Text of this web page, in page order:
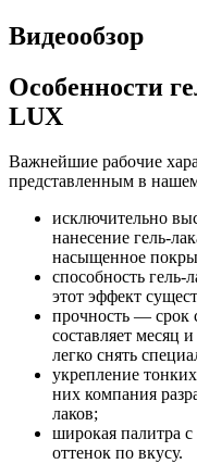
Видеообзор
Особенности
LUX
Важнейшие рабочие
представленным в
исключительно
нанесение гель-
насыщенное
способность гель-
этот эффект
прочность — срок
составляет месяц
легко снять
укрепление
них компания
лаков;
широкая палитра
оттенок по вкусу.